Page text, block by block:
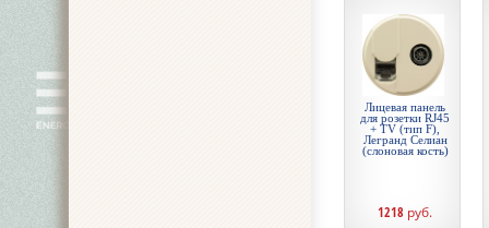
Лицевая панель
для розетки RJ45
+ TV (тип F),
Легранд Селиан
(слоновая кость)
1218 руб.